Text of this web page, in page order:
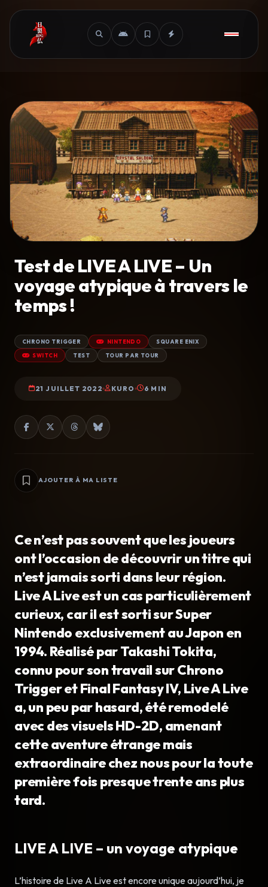
Test de LIVE A LIVE – Un
voyage atypique à travers le
temps !
CHRONO TRIGGER NINTENDO SQUARE ENIX
SWITCH TEST TOUR PAR TOUR
21 JUILLET 2022 KURO 6 MIN
AJOUTER À MA LISTE
Ce n’est pas souvent que les joueurs
ont l’occasion de découvrir un titre qui
n’est jamais sorti dans leur région.
Live A Live est un cas particulièrement
curieux, car il est sorti sur Super
Nintendo exclusivement au Japon en
1994. Réalisé par Takashi Tokita,
connu pour son travail sur Chrono
Trigger et Final Fantasy IV, Live A Live
a, un peu par hasard, été remodelé
avec des visuels HD-2D, amenant
cette aventure étrange mais
extraordinaire chez nous pour la toute
première fois presque trente ans plus
tard.
LIVE A LIVE – un voyage atypique
L’histoire de Live A Live est encore unique aujourd’hui, je